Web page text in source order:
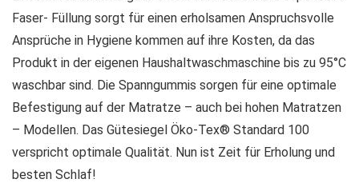
Faser- Füllung sorgt für einen erholsamen Anspruchsvolle
Ansprüche in Hygiene kommen auf ihre Kosten, da das
Produkt in der eigenen Haushaltwaschmaschine bis zu 95°C
waschbar sind. Die Spanngummis sorgen für eine optimale
Befestigung auf der Matratze – auch bei hohen Matratzen
– Modellen. Das Gütesiegel Öko-Tex® Standard 100
verspricht optimale Qualität. Nun ist Zeit für Erholung und
besten Schlaf!